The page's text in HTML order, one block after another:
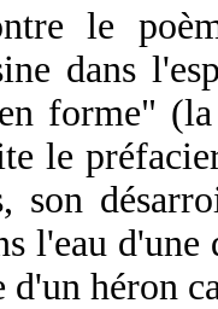
le
dans
forme" (la
le
son
l'eau d'une
d'un héron